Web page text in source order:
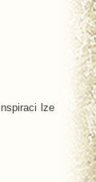
Inspiraci lze